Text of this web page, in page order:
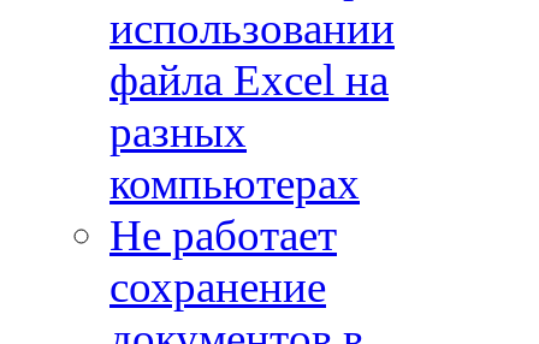
использовании
файла Excel на
разных
компьютерах
Не работает
сохранение